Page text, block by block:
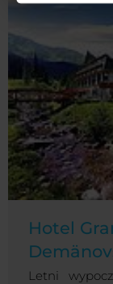
Hotel
Letni